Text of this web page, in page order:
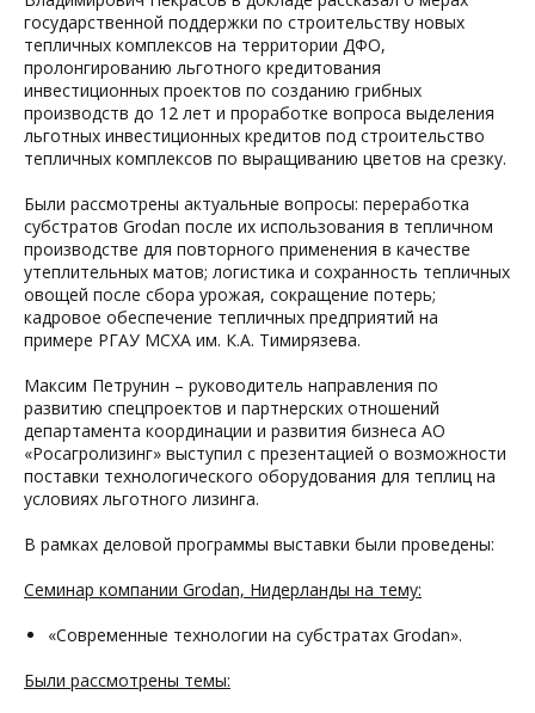
государственной поддержки по строительству новых
тепличных комплексов на территории ДФО,
пролонгированию льготного кредитования
инвестиционных проектов по созданию грибных
производств до 12 лет и проработке вопроса выделения
льготных инвестиционных кредитов под строительство
тепличных комплексов по выращиванию цветов на срезку.
Были рассмотрены актуальные вопросы: переработка
субстратов Grodan после их использования в тепличном
производстве для повторного применения в качестве
утеплительных матов; логистика и сохранность тепличных
овощей после сбора урожая, сокращение потерь;
кадровое обеспечение тепличных предприятий на
примере РГАУ МСХА им. К.А. Тимирязева.
Максим Петрунин – руководитель направления по
развитию спецпроектов и партнерских отношений
департамента координации и развития бизнеса АО
«Росагролизинг» выступил с презентацией о возможности
поставки технологического оборудования для теплиц на
условиях льготного лизинга.
В рамках деловой программы выставки были проведены:
Семинар компании Grodan, Нидерланды на тему:
«Современные технологии на субстратах Grodan».
Были рассмотрены темы: